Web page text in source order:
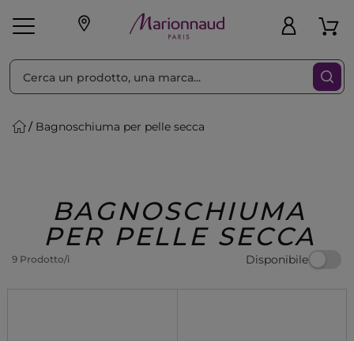
Make-up Profumi
Regalo
Bagnoschiuma per pelle secca
BAGNOSCHIUMA
PER PELLE SECCA
9 Prodotto/i Disponibile
Ordina per Filtra